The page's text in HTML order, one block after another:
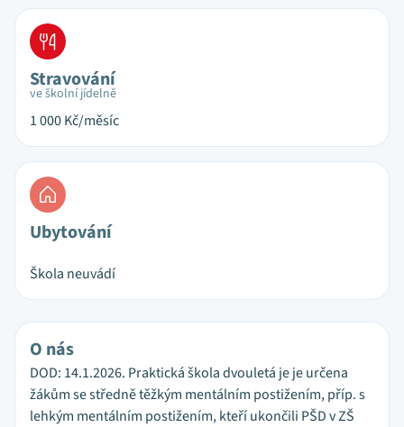
Stravování
ve školní jídelně
1 000Kč/měsíc
Ubytování
Škola neuvádí
O nás
DOD: 14.1.2026. Praktická škola dvouletá je je určena
žákům se středně těžkým mentálním postižením, příp. s
lehkým mentálním postižením, kteří ukončili PŠD v ZŠ